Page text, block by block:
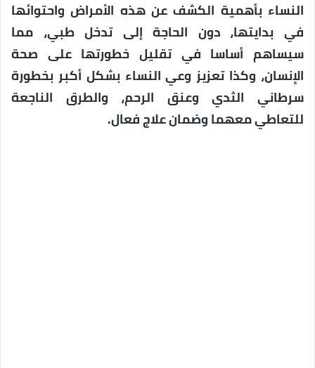
النساء بأهمية الكشف عن هذه الأمراض واحتوائها
في بدايتها، دون الحاجة إلى تدخل طبي، مما
سيساهم أساسا في تقليل خطورتها على صحة
الإنسان، وكذا تعزيز وعي النساء بشكل أكبر بخطورة
سرطاني الثدي وعنق الرحم، والطرق الناجعة
للتعاطي معهما وضمان علاج فعال.